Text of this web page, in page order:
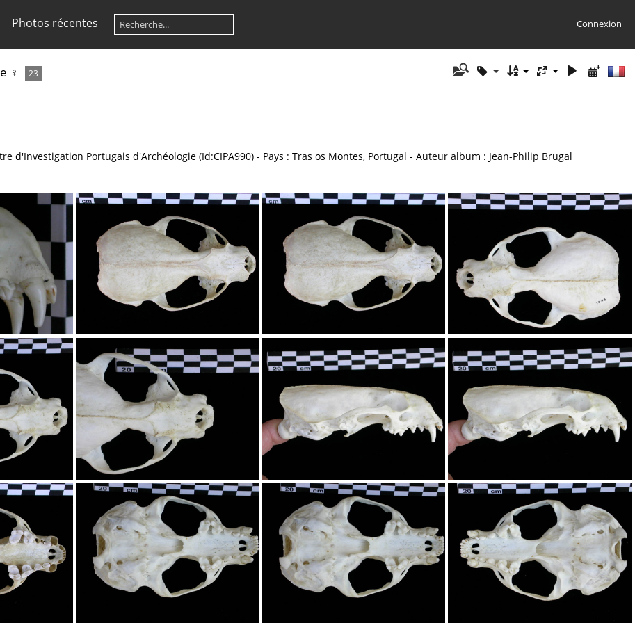
Photos récentes Connexion
♀ 23
d'Investigation Portugais d'Archéologie (Id:CIPA990) - Pays : Tras os Montes, Portugal - Auteur album : Jean-Philip Brugal
Crâne : vue frontale Crâne : vue frontale Crâne : vue frontale
Crâne : vue frontale Crâne : vue latérale droite Crâne : vue latérale droite